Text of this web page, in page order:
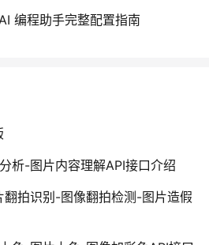
编程助手完整配置指南
析-图片内容理解API接口介绍
拍识别-图像翻拍检测-图片造假